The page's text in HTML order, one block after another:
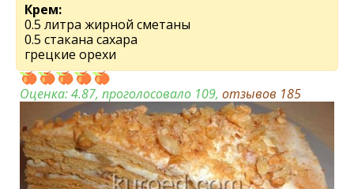
Крем:
0.5 литра жирной сметаны
0.5 стакана сахара
грецкие орехи
Оценка:4.87, проголосовало 109, отзывов 185